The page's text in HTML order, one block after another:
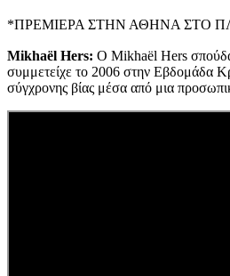
*ΠΡΕΜΙΕΡΑ ΣΤΗΝ ΑΘΗΝΑ ΣΤΟ
Mikhaël Hers: Ο Mikhaël Hers
συμμετείχε το 2006 στην Εβδομάδα
σύγχρονης βίας μέσα από μια